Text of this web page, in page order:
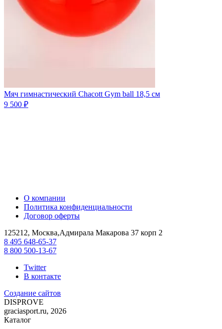
Мяч гимнастический Chacott Gym ball 18,5 см
9 500 ₽
О компании
Политика конфиденциальности
Договор оферты
125212, Москва,Адмирала Макарова 37 корп 2
8 495 648-65-37
8 800 500-13-67
Twitter
В контакте
Создание сайтов
DISPROVE
graciasport.ru, 2026
Каталог